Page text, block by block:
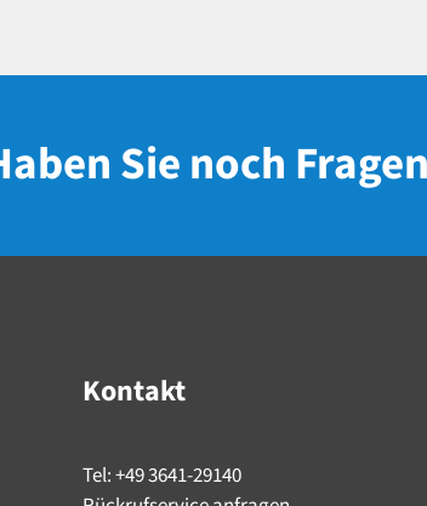
Sie noch
Kontakt
Tel: +49 3641-29140